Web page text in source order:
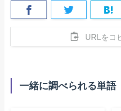
URLをコ
一緒に調べられる単語